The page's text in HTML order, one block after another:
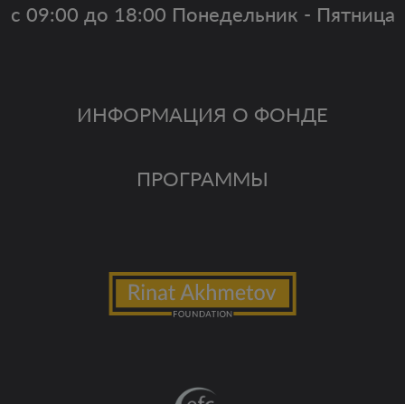
ИНФОРМАЦИЯ О ФОНДЕ
ПРОГРАММЫ
с 09:00 до 18:00 Понедельник - Пятница